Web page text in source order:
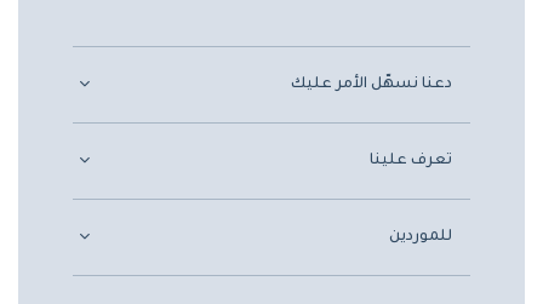
دعنا نسهّل الأمر عليك
تعرف علينا
للموردين